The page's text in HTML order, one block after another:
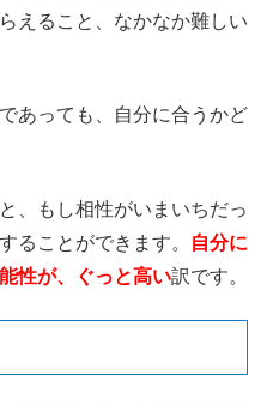
えること、なかなか難しい
あっても、自分に合うかど
、もし相性がいまいちだっ
ることができます。
自分に
性が、ぐっと高い訳です。